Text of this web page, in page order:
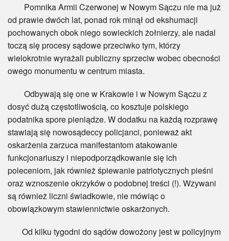
Sport
BlogAiD
Zaproszenia
Pomnika Armii Czerwonej w Nowym Sączu nie ma już
od prawie dwóch lat, ponad rok minął od ekshumacji
pochowanych obok niego sowieckich żołnierzy, ale nadal
toczą się procesy sądowe przeciwko tym, którzy
wielokrotnie wyrażali publiczny sprzeciw wobec obecności
owego monumentu w centrum miasta.
Odbywają się one w Krakowie i w Nowym Sączu z
dosyć dużą częstotliwością, co kosztuje polskiego
podatnika spore pieniądze. W dodatku na każdą rozprawę
stawiają się nowosądeccy policjanci, ponieważ akt
oskarżenia zarzuca manifestantom atakowanie
funkcjonariuszy i niepodporządkowanie się ich
poleceniom, jak również śpiewanie patriotycznych pieśni
oraz wznoszenie okrzyków o podobnej treści (!). Wzywani
są również liczni świadkowie, nie mówiąc o
obowiązkowym stawiennictwie oskarżonych.
Od kilku tygodni do sądów dowożony jest w policyjnym